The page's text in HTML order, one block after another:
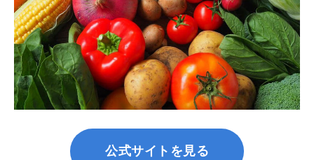
公式サイトを見る